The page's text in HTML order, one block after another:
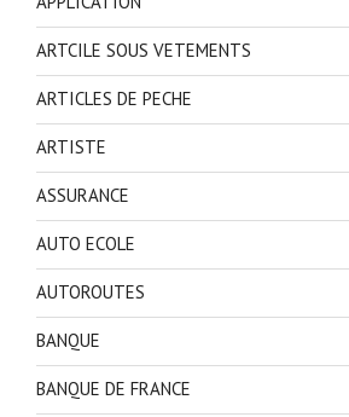
ARTCILE SOUS VETEMENTS
ARTICLES DE PECHE
ARTISTE
ASSURANCE
AUTO ECOLE
AUTOROUTES
BANQUE
BANQUE DE FRANCE